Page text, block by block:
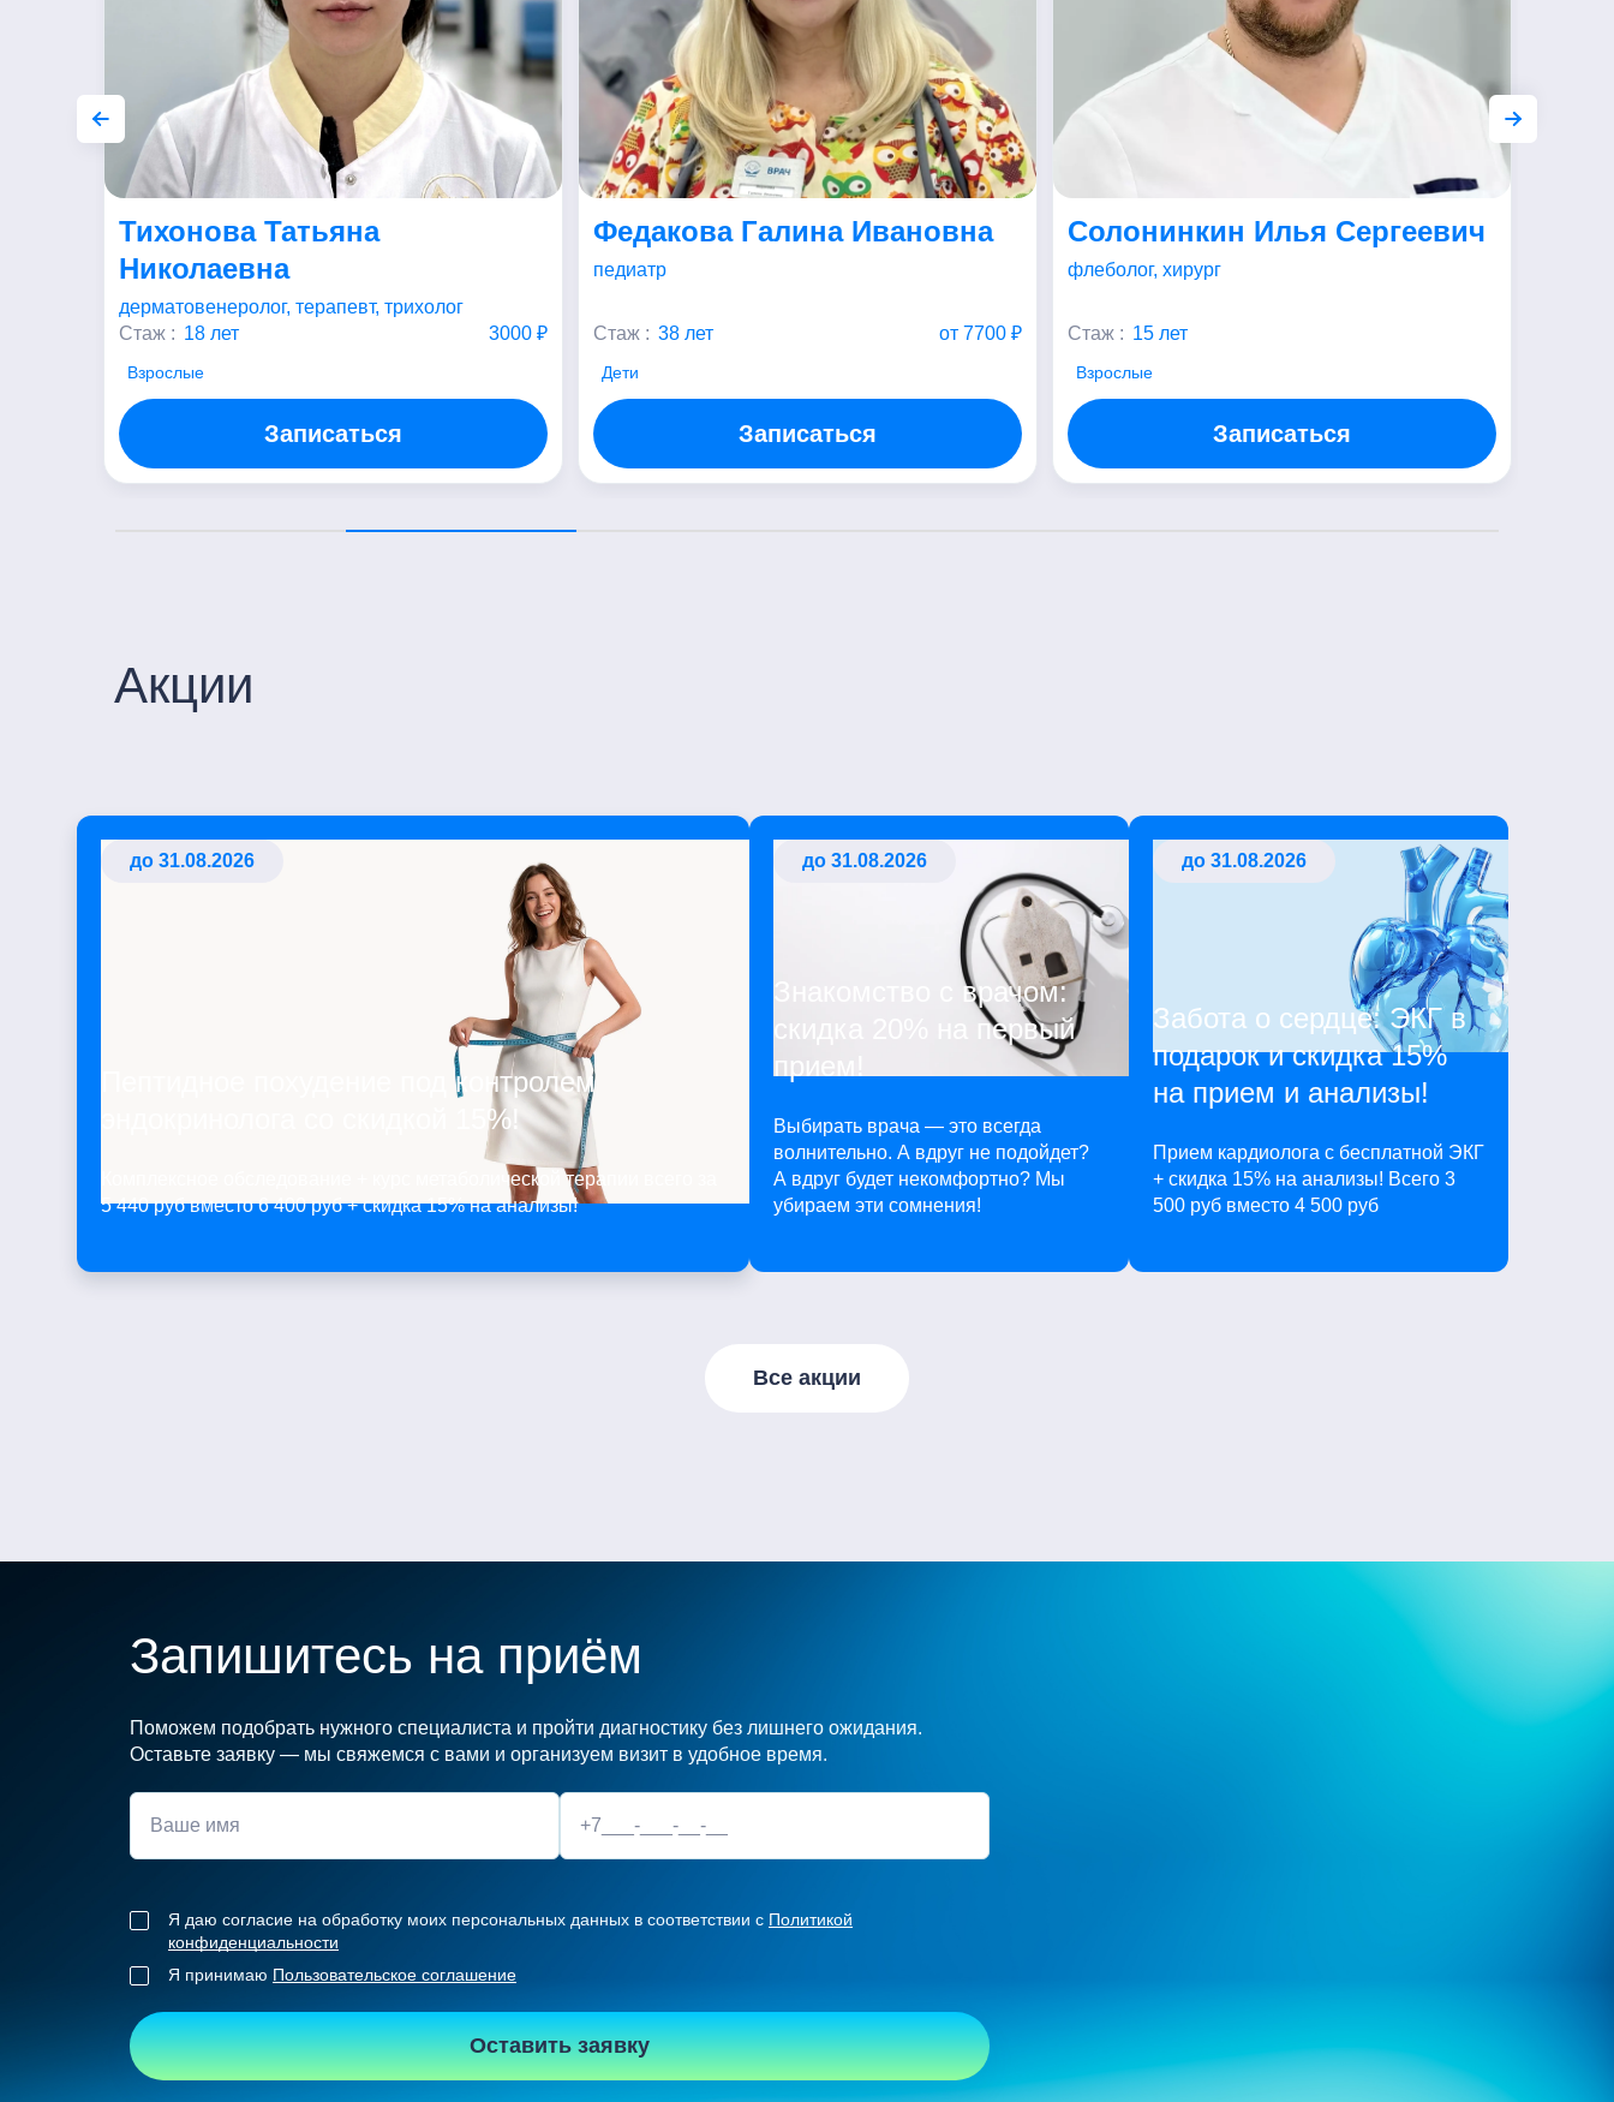
Тихонова Татьяна
Николаевна
дерматовенеролог, терапевт, трихолог
Стаж : 18 лет 3000 ₽
Взрослые
Записаться
Федакова Галина Ивановна
педиатр
Стаж : 38 лет от 7700 ₽
Дети
Записаться
Солонинкин Илья Сергеевич
флеболог, хирург
Стаж : 15 лет
Взрослые
Записаться
Акции
до 31.08.2026
Пептидное похудение под контролем
эндокринолога со скидкой 15%!
Комплексное обследование + курс метаболической терапии всего за
5 440 руб вместо 6 400 руб + скидка 15% на анализы!
до 31.08.2026
Знакомство с врачом:
скидка 20% на первый
прием!
Выбирать врача — это всегда
волнительно. А вдруг не подойдет?
А вдруг будет некомфортно? Мы
убираем эти сомнения!
до 31.08.2026
Забота о сердце: ЭКГ в
подарок и скидка 15%
на прием и анализы!
Прием кардиолога с бесплатной ЭКГ
+ скидка 15% на анализы! Всего 3
500 руб вместо 4 500 руб
Все акции
Запишитесь на приём
Поможем подобрать нужного специалиста и пройти диагностику без лишнего ожидания.
Оставьте заявку — мы свяжемся с вами и организуем визит в удобное время.
Я даю согласие на обработку моих персональных данных в соответствии с Политикой
конфиденциальности
Я принимаю Пользовательское соглашение
Оставить заявку